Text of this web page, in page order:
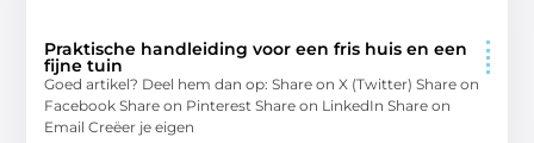
Praktische handleiding voor een fris huis en een
fijne tuin
Goed artikel? Deel hem dan op: Share on X (Twitter) Share on
Facebook Share on Pinterest Share on LinkedIn Share on
Email Creëer je eigen